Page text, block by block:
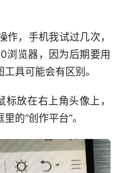
作，手机我试过几次，
浏览器，因为后期要用
具可能会有区别。
放在右上角头像上，
的“创作平台”。